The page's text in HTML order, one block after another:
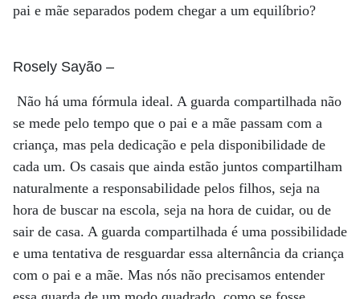
pai e mãe separados podem chegar a um equilíbrio?
Rosely Sayão –
Não há uma fórmula ideal. A guarda compartilhada não
se mede pelo tempo que o pai e a mãe passam com a
criança, mas pela dedicação e pela disponibilidade de
cada um. Os casais que ainda estão juntos compartilham
naturalmente a responsabilidade pelos filhos, seja na
hora de buscar na escola, seja na hora de cuidar, ou de
sair de casa. A guarda compartilhada é uma possibilidade
e uma tentativa de resguardar essa alternância da criança
com o pai e a mãe. Mas nós não precisamos entender